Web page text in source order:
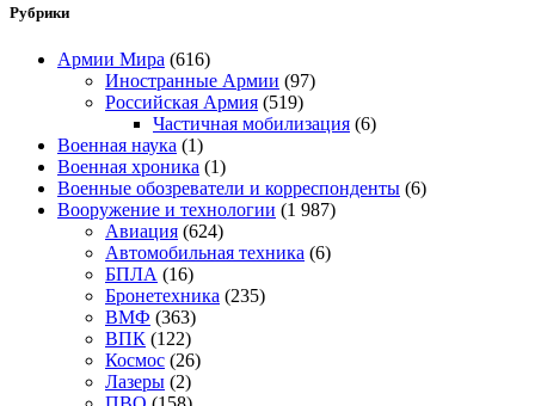
Рубрики
Армии Мира (616)
Иностранные Армии (97)
Российская Армия (519)
Частичная мобилизация (6)
Военная наука (1)
Военная хроника (1)
Военные обозреватели и корреспонденты (6)
Вооружение и технологии (1 987)
Авиация (624)
Автомобильная техника (6)
БПЛА (16)
Бронетехника (235)
ВМФ (363)
ВПК (122)
Космос (26)
Лазеры (2)